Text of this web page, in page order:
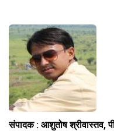
संपादक : आशुतोष श्रीवास्तव,